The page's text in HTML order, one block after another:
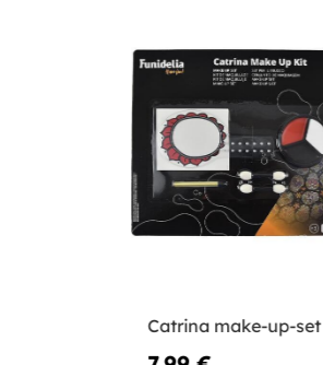
Catrina make-up-set